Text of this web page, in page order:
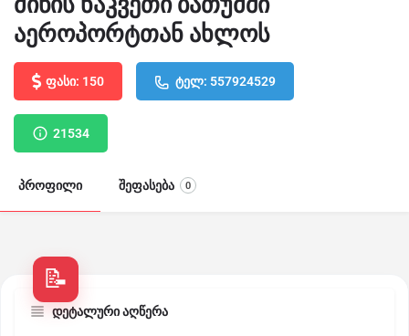
აეროპორტთან ახლოს
ფასი: 150 ტელ: 557924529
21534
პროფილი შეფასება 0
დეტალური აღწერა